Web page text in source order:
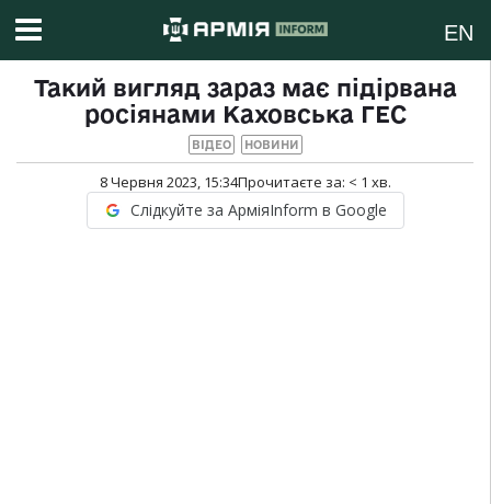
EN
Такий вигляд зараз має підірвана
росіянами Каховська ГЕС
ВІДЕО НОВИНИ
8 Червня 2023, 15:34Прочитаєте за: < 1 хв.
Слідкуйте за АрміяInform в Google